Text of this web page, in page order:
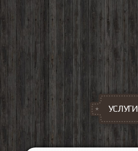
Перейти к основному содержанию
УСЛУГИ